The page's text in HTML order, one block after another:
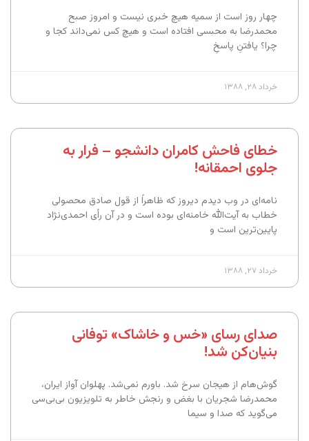
چهار روز است از سمیه هیچ خبری نیست و امروز صبح
محمدرضا به محبسی افتاده است و هیچ کس نمی‌داند کجا و
چرا؟ یافتنِ پاسخِ
خرداد ۲۸, ۱۳۸۸
خطای فاحش کامران دانشجو – فرار به
جلوی احمقانه!
نامه‌ای در وب دیدم دیروز که ظاهراً از قول صادق محصولی
خطاب به آیت‌الله خامنه‌ای بوده است و در آن رأی احمدی‌نژاد
پایین‌ترین است و
خرداد ۲۷, ۱۳۸۸
صدای رسای «خس و خاشاک» توفانی
بنیان‌کن شد!
گوش‌هام از هیجان سرخ شد. باورم نمی‌شد. پهلوان آواز ایران،
محمدرضا شجریان با بغض و رنجش خاطر به تلویزیون بی‌بی‌سی
می‌گوید که صدا و سیما